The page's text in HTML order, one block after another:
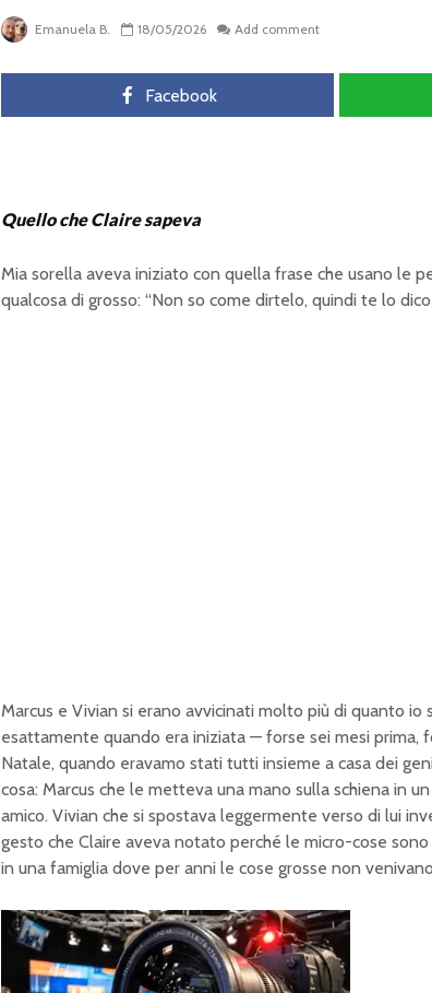
Emanuela B. 18/05/2026 Add comment
Facebook
Quello che Claire sapeva
Mia sorella aveva iniziato con quella frase che usano le
qualcosa di grosso: “Non so come dirtelo, quindi te lo dico
Marcus e Vivian si erano avvicinati molto più di quanto io
esattamente quando era iniziata — forse sei mesi prima,
Natale, quando eravamo stati tutti insieme a casa dei
cosa: Marcus che le metteva una mano sulla schiena in
amico. Vivian che si spostava leggermente verso di lui
gesto che Claire aveva notato perché le micro-cose
in una famiglia dove per anni le cose grosse non